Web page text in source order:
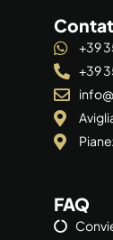
+39
+39
FAQ